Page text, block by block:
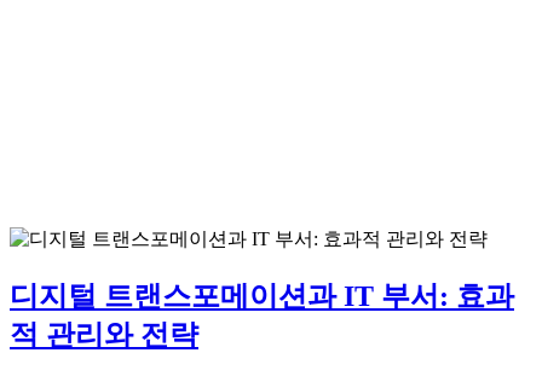
디지털 트랜스포메이션과 IT 부서: 효과
적 관리와 전략